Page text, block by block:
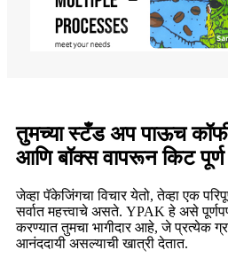
तुमच्या स्टँड अप पाऊच
आणि बॉक्स वापरून किट पूर्ण
जेव्हा पॅकेजिंगचा विचार येतो, तेव्हा एक
सर्वात महत्त्वाचे असते. YPAK हे असे
करण्यात तुमचा भागीदार आहे, जे प्रत्येक
आनंददायी असल्याची खात्री देतात.